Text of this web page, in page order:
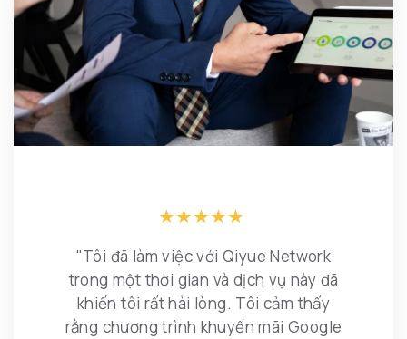
"Tôi đã làm việc với Qiyue Network
trong một thời gian và dịch vụ này đã
khiến tôi rất hài lòng. Tôi cảm thấy
rằng chương trình khuyến mãi Google